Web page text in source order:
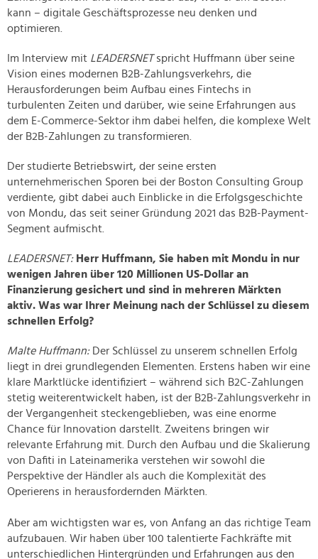
kann – digitale Geschäftsprozesse neu denken und
optimieren.
Im Interview mit LEADERSNETspricht Huffmann über seine
Vision eines modernen B2B-Zahlungsverkehrs, die
Herausforderungen beim Aufbau eines Fintechs in
turbulenten Zeiten und darüber, wie seine Erfahrungen aus
dem E-Commerce-Sektor ihm dabei helfen, die komplexe Welt
der B2B-Zahlungen zu transformieren.
Der studierte Betriebswirt, der seine ersten
unternehmerischen Sporen bei der Boston Consulting Group
verdiente, gibt dabei auch Einblicke in die Erfolgsgeschichte
von Mondu, das seit seiner Gründung 2021 das B2B-Payment-
Segment aufmischt.
LEADERSNET: Herr Huffmann, Sie haben mit Mondu in nur
wenigen Jahren über 120 Millionen US-Dollar an
Finanzierung gesichert und sind in mehreren Märkten
aktiv. Was war Ihrer Meinung nach der Schlüssel zu diesem
schnellen Erfolg?
Malte Huffmann:Der Schlüssel zu unserem schnellen Erfolg
liegt in drei grundlegenden Elementen. Erstens haben wir eine
klare Marktlücke identifiziert – während sich B2C-Zahlungen
stetig weiterentwickelt haben, ist der B2B-Zahlungsverkehr in
der Vergangenheit steckengeblieben, was eine enorme
Chance für Innovation darstellt. Zweitens bringen wir
relevante Erfahrung mit. Durch den Aufbau und die Skalierung
von Dafiti in Lateinamerika verstehen wir sowohl die
Perspektive der Händler als auch die Komplexität des
Operierens in herausfordernden Märkten.
Aber am wichtigsten war es, von Anfang an das richtige Team
aufzubauen. Wir haben über 100 talentierte Fachkräfte mit
unterschiedlichen Hintergründen und Erfahrungen aus den